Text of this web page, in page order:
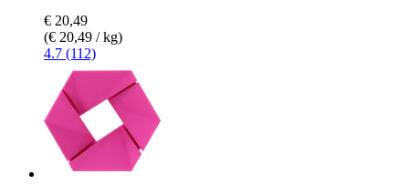
€ 20,49
(€ 20,49 / kg)
4.7 (112)